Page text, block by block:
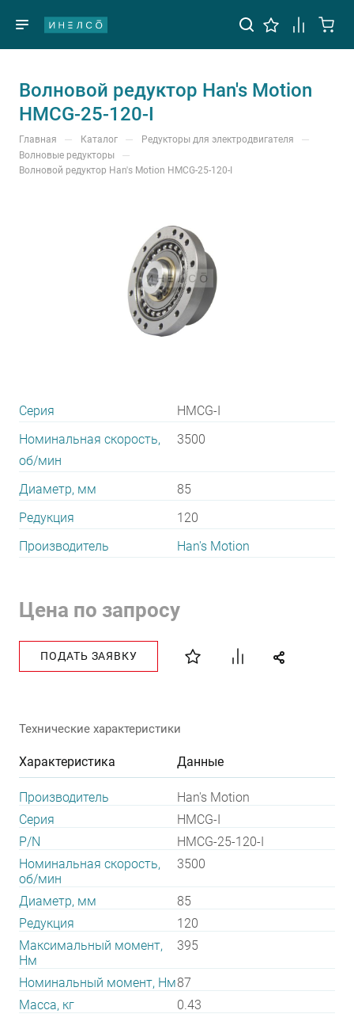
Волновой редуктор Han's Motion
HMCG-25-120-I
Главная — Каталог — Редукторы для электродвигателя —
Волновые редукторы —
Волновой редуктор Han's Motion HMCG-25-120-I
Серия
HMCG-I
Номинальная скорость,
об/мин
3500
Диаметр, мм
85
Редукция
120
Производитель
Han's Motion
Цена по запросу
ПОДАТЬ ЗАЯВКУ
Технические характеристики
Характеристика Данные
Производитель
Han's Motion
Серия
HMCG-I
P/N
HMCG-25-120-I
Номинальная скорость,
об/мин
3500
Диаметр, мм
85
Редукция
120
Максимальный момент,
Нм
395
Номинальный момент, Нм87
Масса, кг
0.43